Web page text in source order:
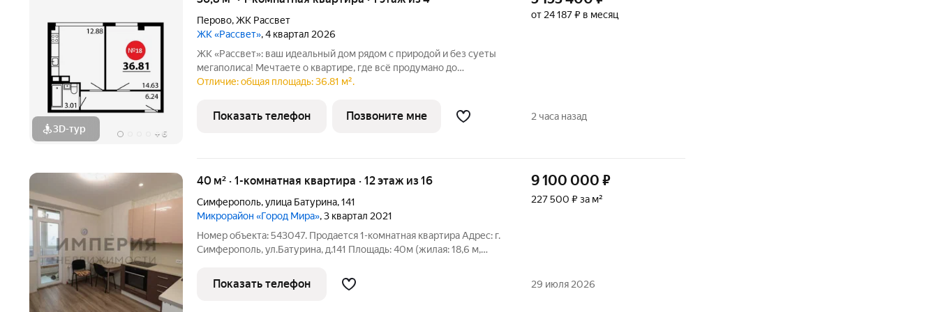
3D-тур + 6
Перово,ЖК Рассвет
ЖК «Рассвет», 4 квартал 2026
ЖК «Рассвет»: ваш идеальный дом рядом с природой и без суеты
мегаполиса! Мечтаете о квартире, где всё продумано до
мелочей? Встречайте ЖК «Рассвет» от надёжной девелоперской
Почему стоит
от 24 187 ₽ в месяц
Отличие: общая площадь: 36.81 м².
Показать телефон Позвоните мне 2 часа назад
40 м² · 1-комнатная квартира · 12 этаж из 16
Симферополь,улица Батурина,141
Микрорайон «Город Мира», 3 квартал 2021
Номер объекта: 543047. Продается 1-комнатная квартира Адрес: г.
Симферополь, ул.Батурина, д.141 Площадь: 40м (жилая: 18,6 м,
отличным планированием и ремонтом в городе Симферополь! Эта
9 100 000 ₽
227 500 ₽ за м²
Показать телефон 29 июля 2026